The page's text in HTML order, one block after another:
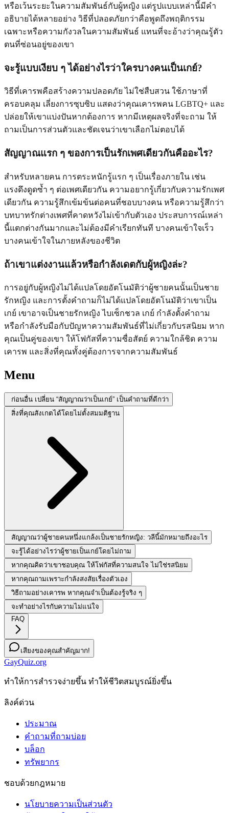
หรือเว้นระยะในความสัมพันธ์กับผู้หญิง แต่รูปแบบเหล่านี้มีคำ
อธิบายได้หลายอย่าง วิธีที่ปลอดภัยกว่าคือพูดถึงพฤติกรรม
เฉพาะหรือความกังวลในความสัมพันธ์ แทนที่จะอ้างว่าคุณรู้ตัว
ตนที่ซ่อนอยู่ของเขา
จะรู้แบบเงียบ ๆ ได้อย่างไรว่าใครบางคนเป็นเกย์?
วิธีที่เคารพคือสร้างความปลอดภัย ไม่ใช่สืบสวน ใช้ภาษาที่
ครอบคลุม เลี่ยงการซุบซิบ แสดงว่าคุณเคารพคน LGBTQ+ และ
ปล่อยให้เขาแบ่งปันหากต้องการ หากมีเหตุผลจริงที่จะถาม ให้
ถามเป็นการส่วนตัวและชัดเจนว่าเขาเลือกไม่ตอบได้
สัญญาณแรก ๆ ของการเป็นรักเพศเดียวกันคืออะไร?
สำหรับหลายคน การตระหนักรู้แรก ๆ เป็นเรื่องภายใน เช่น
แรงดึงดูดซ้ำ ๆ ต่อเพศเดียวกัน ความอยากรู้เกี่ยวกับความรักเพศ
เดียวกัน ความรู้สึกเข้มข้นต่อคนที่ชอบบางคน หรือความรู้สึกว่า
บทบาทรักต่างเพศที่คาดหวังไม่เข้ากับตัวเอง ประสบการณ์เหล่า
นี้แตกต่างกันมากและไม่ต้องมีคำเรียกทันที บางคนเข้าใจเร็ว
บางคนเข้าใจในภายหลังของชีวิต
ถ้าเขาแต่งงานแล้วหรือกำลังเดตกับผู้หญิงล่ะ?
การอยู่กับผู้หญิงไม่ได้แปลโดยอัตโนมัติว่าผู้ชายคนนั้นเป็นชาย
รักหญิง และการตั้งคำถามก็ไม่ได้แปลโดยอัตโนมัติว่าเขาเป็น
เกย์ เขาอาจเป็นชายรักหญิง ไบเซ็กชวล เกย์ กำลังตั้งคำถาม
หรือกำลังรับมือกับปัญหาความสัมพันธ์ที่ไม่เกี่ยวกับรสนิยม หาก
คุณเป็นคู่ของเขา ให้โฟกัสที่ความซื่อสัตย์ ความใกล้ชิด ความ
เคารพ และสิ่งที่คุณทั้งคู่ต้องการจากความสัมพันธ์
Menu
ก่อนอื่น เปลี่ยน “สัญญาณว่าเป็นเกย์” เป็นคำถามที่ดีกว่า
สิ่งที่คุณสังเกตได้โดยไม่ตั้งสมมติฐาน
สัญญาณว่าผู้ชายคนหนึ่งแกล้งเป็นชายรักหญิง: วลีนี้มักหมายถึงอะไร
จะรู้ได้อย่างไรว่าผู้ชายเป็นเกย์โดยไม่ถาม
หากคุณคิดว่าเขาชอบคุณ ให้โฟกัสที่ความสนใจ ไม่ใช่รสนิยม
หากคุณถามเพราะกำลังสงสัยเรื่องตัวเอง
วิธีถามอย่างเคารพ หากคุณจำเป็นต้องรู้จริง ๆ
จะทำอย่างไรกับความไม่แน่ใจ
FAQ
เสียงของคุณสำคัญมาก!
GayQuiz.org
ทําให้การสํารวจง่ายขึ้น ทําให้ชีวิตสมบูรณ์ยิ่งขึ้น
ลิงค์ด่วน
ประมาณ
คำถามที่ถามบ่อย
บล็อก
ทรัพยากร
ชอบด้วยกฎหมาย
นโยบายความเป็นส่วนตัว